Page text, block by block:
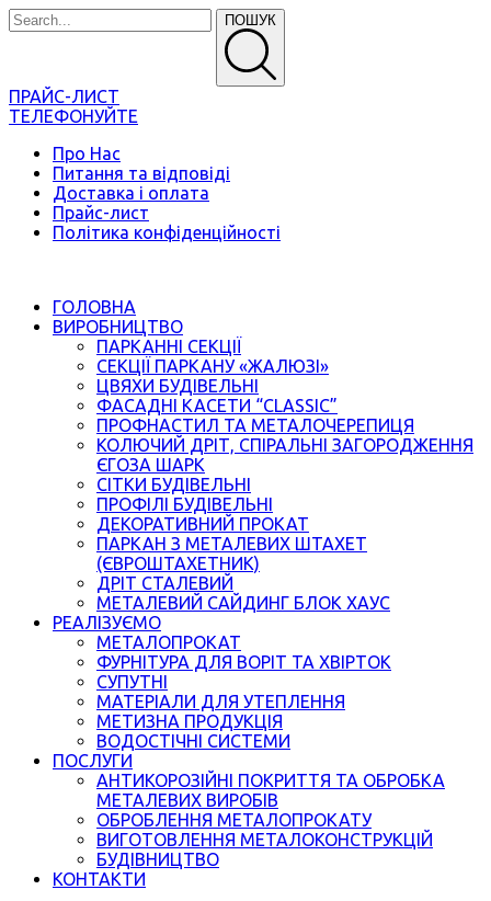
ПОШУК
ПРАЙС-ЛИСТ
ТЕЛЕФОНУЙТЕ
Про Нас
Питання та відповіді
Доставка і оплата
Прайс-лист
Політика конфіденційності
ГОЛОВНА
ВИРОБНИЦТВО
ПАРКАННІ СЕКЦІЇ
СЕКЦІЇ ПАРКАНУ «ЖАЛЮЗІ»
ЦВЯХИ БУДІВЕЛЬНІ
ФАСАДНІ КАСЕТИ “CLASSIC”
ПРОФНАСТИЛ ТА МЕТАЛОЧЕРЕПИЦЯ
КОЛЮЧИЙ ДРІТ, СПІРАЛЬНІ ЗАГОРОДЖЕННЯ
ЄГОЗА ШАРК
СІТКИ БУДІВЕЛЬНІ
ПРОФІЛІ БУДІВЕЛЬНІ
ДЕКОРАТИВНИЙ ПРОКАТ
ПАРКАН З МЕТАЛЕВИХ ШТАХЕТ
(ЄВРОШТАХЕТНИК)
ДРІТ СТАЛЕВИЙ
МЕТАЛЕВИЙ САЙДИНГ БЛОК ХАУС
РЕАЛІЗУЄМО
МЕТАЛОПРОКАТ
ФУРНІТУРА ДЛЯ ВОРІТ ТА ХВІРТОК
СУПУТНІ
МАТЕРІАЛИ ДЛЯ УТЕПЛЕННЯ
МЕТИЗНА ПРОДУКЦІЯ
ВОДОСТІЧНІ СИСТЕМИ
ПОСЛУГИ
АНТИКОРОЗІЙНІ ПОКРИТТЯ ТА ОБРОБКА
МЕТАЛЕВИХ ВИРОБІВ
ОБРОБЛЕННЯ МЕТАЛОПРОКАТУ
ВИГОТОВЛЕННЯ МЕТАЛОКОНСТРУКЦІЙ
БУДІВНИЦТВО
КОНТАКТИ